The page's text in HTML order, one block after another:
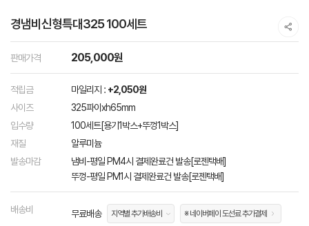
경냄비신형특대325 100세트
판매가격 205,000원
적립금 마일리지 : +2,050원
사이즈
325파이xh65mm
입수량
100세트[용기1박스+뚜껑1박스]
재질
알루미늄
발송마감
냄비-평일 PM4시 결제완료건 발송[로젠택배]
뚜껑-평일 PM1시 결제완료건 발송[로젠택배]
배송비 무료배송 지역별 추가배송비 ※ 네이버페이 도선료 추가결제